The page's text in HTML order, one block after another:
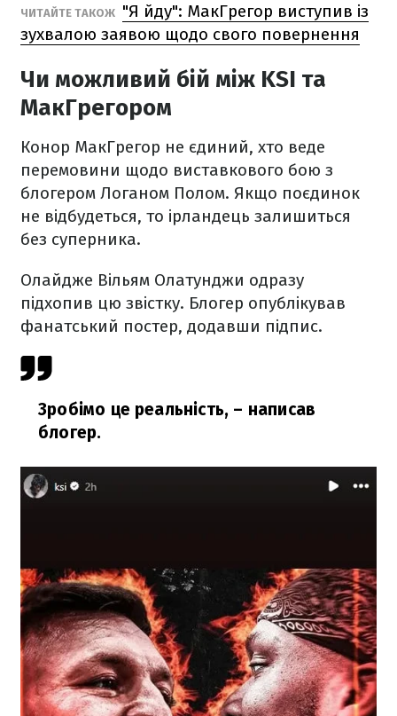
ЧИТАЙТЕ ТАКОЖ "Я йду": МакГрегор виступив із
зухвалою заявою щодо свого повернення
Чи можливий бій між KSI та
МакГрегором
Конор МакГрегор не єдиний, хто веде
перемовини щодо виставкового бою з
блогером Логаном Полом. Якщо поєдинок
не відбудеться, то ірландець залишиться
без суперника.
Олайдже Вільям Олатунджи одразу
підхопив цю звістку. Блогер опублікував
фанатський постер, додавши підпис.
Зробімо це реальність, – написав
блогер.